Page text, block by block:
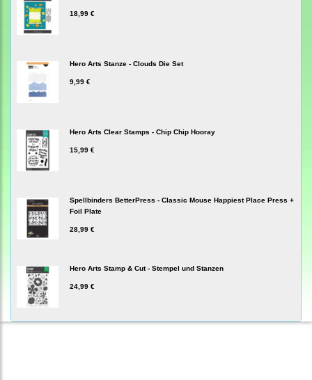
18,99 €
Hero Arts Stanze - Clouds Die Set
9,99 €
Hero Arts Clear Stamps - Chip Chip Hooray
15,99 €
Spellbinders BetterPress - Classic Mouse Happiest Place Press +
Foil Plate
28,99 €
Hero Arts Stamp & Cut - Stempel und Stanzen
24,99 €